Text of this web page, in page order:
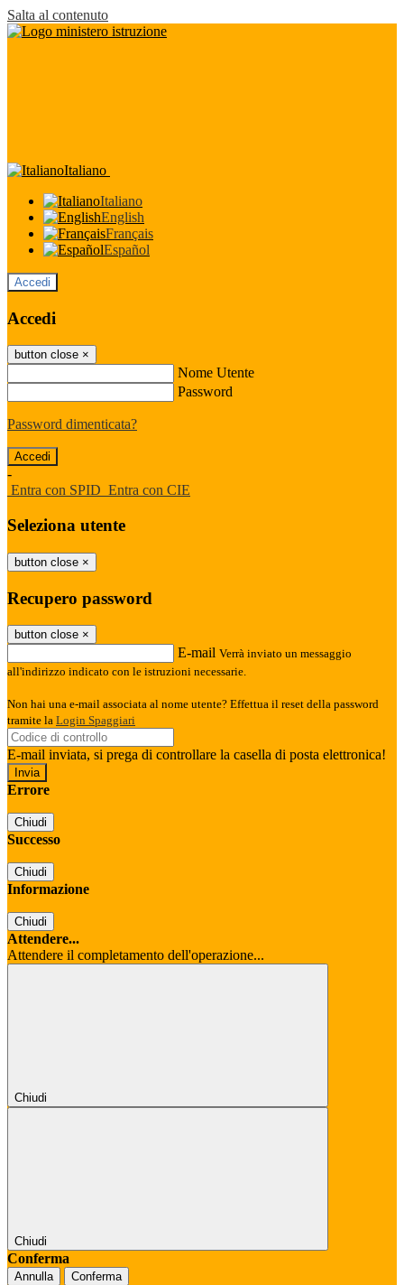
Salta al contenuto
Italiano
Italiano
English
Français
Español
Accedi
Accedi
button close ×
Nome Utente
Password
Password dimenticata?
-
Entra con SPID Entra con CIE
Seleziona utente
button close ×
Recupero password
button close ×
E-mail Verrà inviato un messaggio
all'indirizzo indicato con le istruzioni necessarie.
Non hai una e-mail associata al nome utente? Effettua il reset della password
tramite la Login Spaggiari
E-mail inviata, si prega di controllare la casella di posta elettronica!
Errore
Chiudi
Successo
Chiudi
Informazione
Chiudi
Attendere...
Attendere il completamento dell'operazione...
Chiudi
Chiudi
Conferma
Annulla Conferma